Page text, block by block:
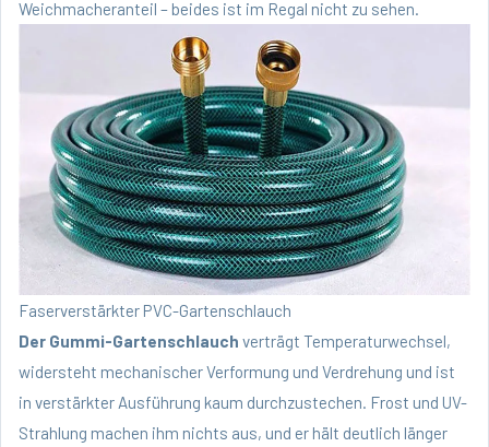
Weichmacheranteil – beides ist im Regal nicht zu sehen.
Faserverstärkter PVC-Gartenschlauch
Der Gummi-Gartenschlauch verträgt Temperaturwechsel,
widersteht mechanischer Verformung und Verdrehung und ist
in verstärkter Ausführung kaum durchzustechen. Frost und UV-
Strahlung machen ihm nichts aus, und er hält deutlich länger